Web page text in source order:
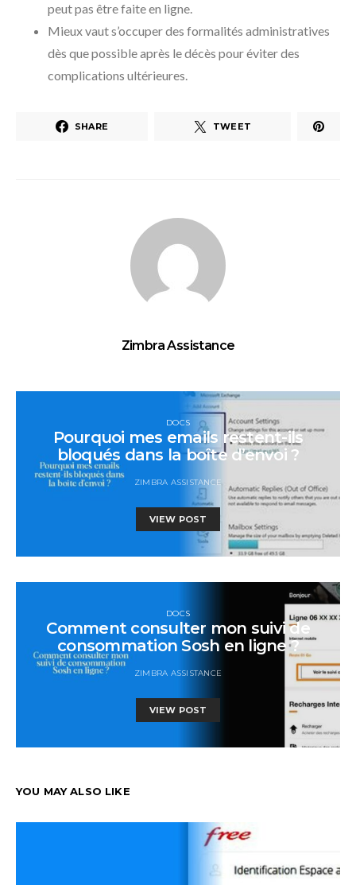
peut pas être faite en ligne.
Mieux vaut s’occuper des formalités administratives
dès que possible après le décès pour éviter des
complications ultérieures.
SHARE TWEET
Zimbra Assistance
DOCS
Pourquoi mes emails restent-ils
bloqués dans la boîte d’envoi ?
ZIMBRA ASSISTANCE
VIEW POST
DOCS
Comment consulter mon suivi de
consommation Sosh en ligne ?
ZIMBRA ASSISTANCE
VIEW POST
YOU MAY ALSO LIKE